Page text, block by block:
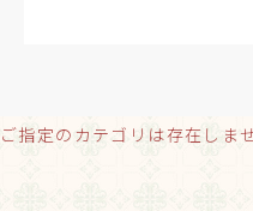
ご指定のカテゴリは存在しま